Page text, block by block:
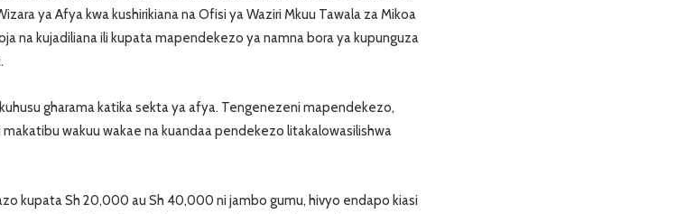
ya Afya kwa kushirikiana na Ofisi ya Waziri Mkuu Tawala za Mikoa
na kujadiliana ili kupata mapendekezo ya namna bora ya kupunguza
gharama katika sekta ya afya. Tengenezeni mapendekezo,
wakuu wakae na kuandaa pendekezo litakalowasilishwa
kupata Sh 20,000 au Sh 40,000 ni jambo gumu, hivyo endapo kiasi